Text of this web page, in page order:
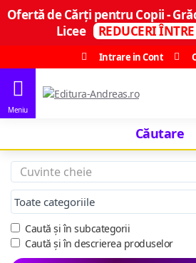
Ofertă de Cărți pentru Copii -
Licee
REDUCERI
Intrare in Cont
Căutare
Caută și în subcategorii
Caută și în descrierea produselor